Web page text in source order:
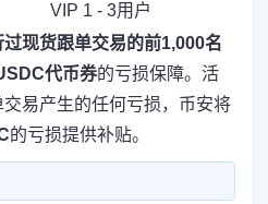
VIP 1 - 3用户
现货跟单交易的前1,000名
代币券的亏损保障。活
易产生的任何亏损，币安将
的亏损提供补贴。